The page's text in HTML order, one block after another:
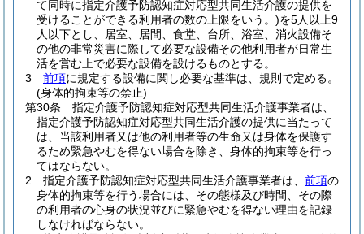
て同時に指定介護予防認知症対応型共同生活介護の提供を
受けることができる利用者の数の上限をいう。)を5人以上9
人以下とし、居室、居間、食堂、台所、浴室、消火設備そ
の他の非常災害に際して必要な設備その他利用者が日常生
活を営む上で必要な設備を設けるものとする。
3
前項に規定する設備に関し必要な基準は、規則で定める。
(身体的拘束等の禁止)
第30条
指定介護予防認知症対応型共同生活介護事業者は、
指定介護予防認知症対応型共同生活介護の提供に当たって
は、当該利用者又は他の利用者等の生命又は身体を保護す
るため緊急やむを得ない場合を除き、身体的拘束等を行っ
てはならない。
2
指定介護予防認知症対応型共同生活介護事業者は、 前項の
身体的拘束等を行う場合には、その態様及び時間、その際
の利用者の心身の状況並びに緊急やむを得ない理由を記録
しなければならない。